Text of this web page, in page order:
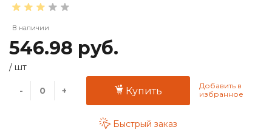
В наличии
546.98 руб.
/ шт
- + Купить
Быстрый заказ